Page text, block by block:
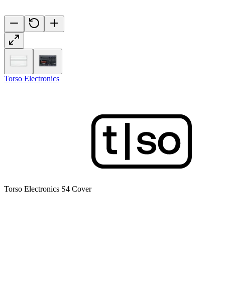
Torso Electronics
Torso Electronics S4 Cover